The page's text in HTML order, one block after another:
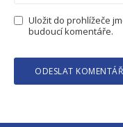
Uložit do prohlížeče
budoucí komentáře.